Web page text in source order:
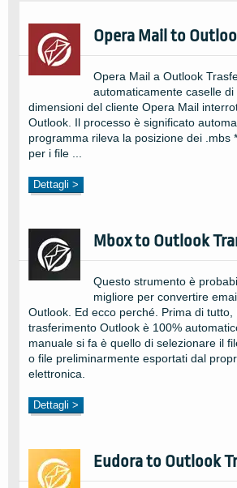
Opera Mail to
Opera Mail a Outlook
automaticamente caselle
dimensioni del cliente Opera Mail
Outlook. Il processo è significato
programma rileva la posizione dei .mbs
per i file ...
Dettagli >
Mbox to Outlook
Questo strumento è
migliore per convertire
Outlook. Ed ecco perché. Prima di tutto,
trasferimento Outlook è 100%
manuale si fa è quello di selezionare il
o file preliminarmente esportati dal
elettronica.
Dettagli >
Eudora to Outlook